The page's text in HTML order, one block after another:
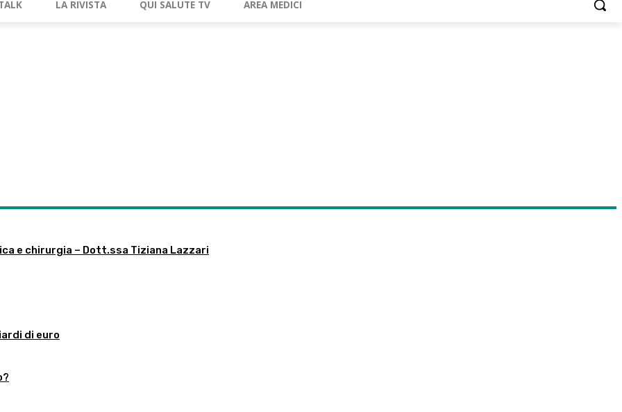
LA RIVISTA QUI SALUTE TV AREA MEDICI
e chirurgia – Dott.ssa Tiziana Lazzari
di euro